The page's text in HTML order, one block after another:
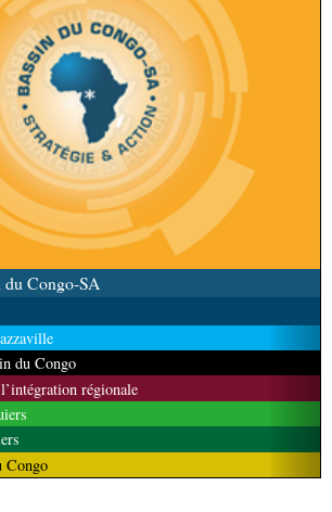
Congo-SA
du Congo
régionale
Congo